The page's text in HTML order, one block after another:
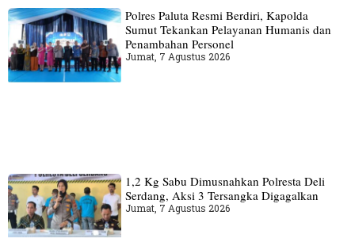
Polres Paluta Resmi Berdiri, Kapolda
Sumut Tekankan Pelayanan Humanis dan
Penambahan Personel
Jumat, 7 Agustus 2026
1,2 Kg Sabu Dimusnahkan Polresta Deli
Serdang, Aksi 3 Tersangka Digagalkan
Jumat, 7 Agustus 2026